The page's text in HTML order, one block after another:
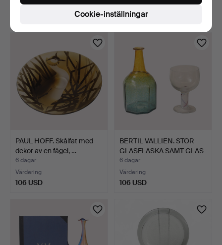
Värdering
Värdering
53 USD
PAUL HOFF. Skålfat med
dekor av en fågel, …
6 dagar
Värdering
106 USD
BERTIL VALLIEN. STOR
GLASFLASKA SAMT GLAS
…
6 dagar
Värdering
106 USD
Cookie-inställningar